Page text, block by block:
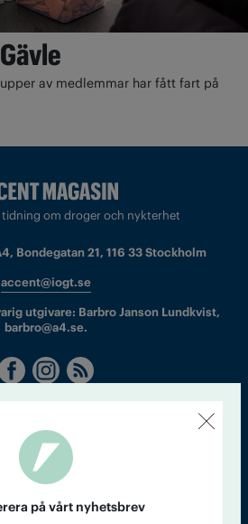
av medlemmar har fått fart på
tidning om droger och nykterhet
Bondegatan 21, 116 33 Stockholm
accent@iogt.se
utgivare: Barbro Janson Lundkvist,
barbro@a4.se.
på vårt nyhetsbrev